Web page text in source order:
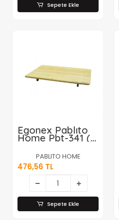
Sepete Ekle
Egonex Pablıto
Home Pbt-341 (
40x60x7cm )
Ahşap Bambu
Kesme Tahtası
Kesim Panosu (
Ayaklı Sofra )*6
PABLITO HOME
476,56 TL
Sepete Ekle